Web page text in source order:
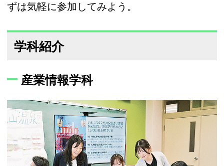
ずは気軽に参加してみよう。
学科紹介
産業情報学科